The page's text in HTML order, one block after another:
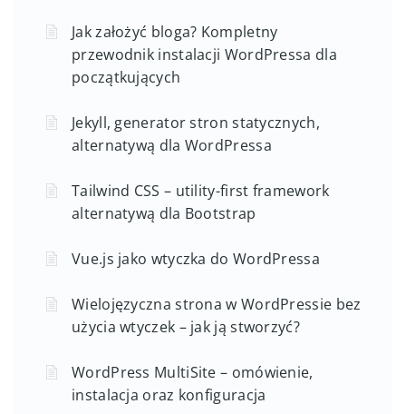
Jak założyć bloga? Kompletny
przewodnik instalacji WordPressa dla
początkujących
Jekyll, generator stron statycznych,
alternatywą dla WordPressa
Tailwind CSS – utility-first framework
alternatywą dla Bootstrap
Vue.js jako wtyczka do WordPressa
Wielojęzyczna strona w WordPressie bez
użycia wtyczek – jak ją stworzyć?
WordPress MultiSite – omówienie,
instalacja oraz konfiguracja